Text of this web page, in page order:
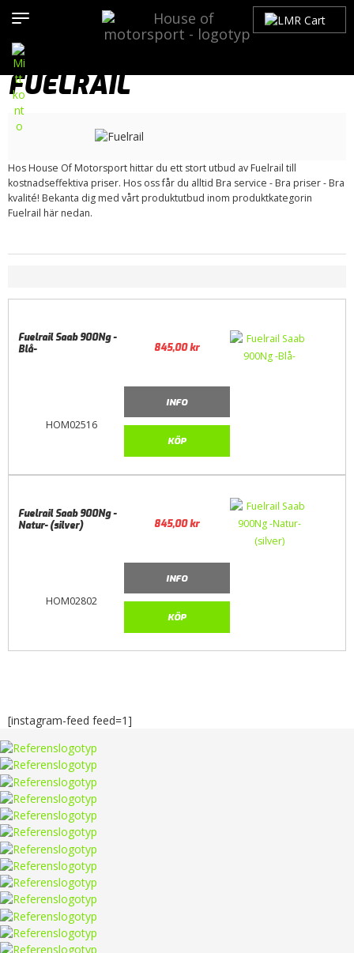
>Bilmärken>Saab >900>900 NG (1994-1998)
>Motor / Tillbehör
FUELRAIL
Hos House Of Motorsport hittar du ett stort utbud av Fuelrail till
kostnadseffektiva priser. Hos oss får du alltid Bra service - Bra priser - Bra
kvalité! Bekanta dig med vårt produktutbud inom produktkategorin
Fuelrail här nedan.
HOM02516
Fuelrail Saab 900Ng -
Blå-
845,00kr
INFO
KÖP
HOM02802
Fuelrail Saab 900Ng -
Natur- (silver)
845,00kr
INFO
KÖP
[instagram-feed feed=1]